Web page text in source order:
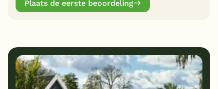
Plaats de eerste beoordeling